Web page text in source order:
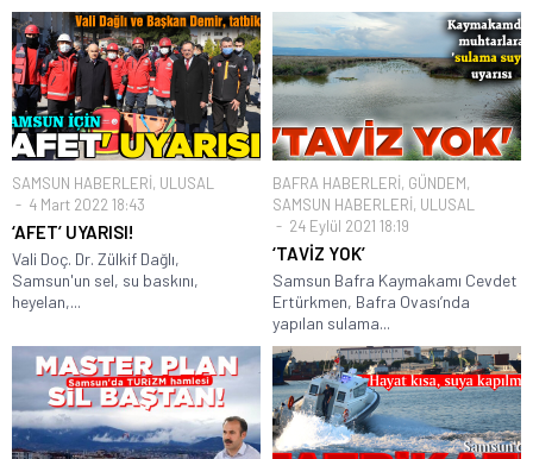
SAMSUN HABERLERİ, ULUSAL
4 Mart 2022 18:43
‘AFET’ UYARISI!
Vali Doç. Dr. Zülkif Dağlı,
Samsun'un sel, su baskını,
heyelan,...
BAFRA HABERLERİ, GÜNDEM,
SAMSUN HABERLERİ, ULUSAL
24 Eylül 2021 18:19
‘TAVİZ YOK’
Samsun Bafra Kaymakamı Cevdet
Ertürkmen, Bafra Ovası’nda
yapılan sulama...